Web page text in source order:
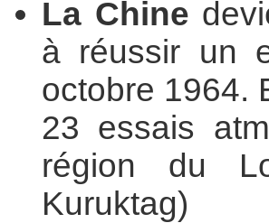
La Chine
à réussir un
octobre 1964.
23 essais
région du
Kuruktag)